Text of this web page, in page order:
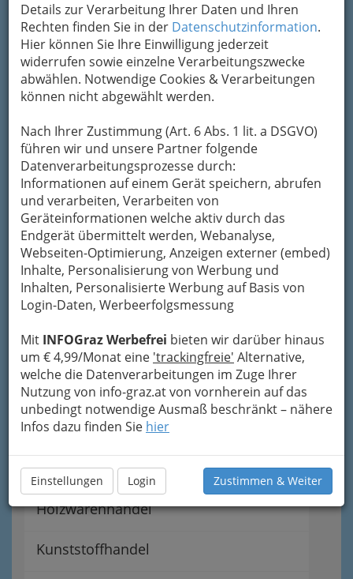
Details zur Verarbeitung Ihrer Daten und Ihren
Rechten finden Sie in der Datenschutzinformation.
Hier können Sie Ihre Einwilligung jederzeit
widerrufen sowie einzelne Verarbeitungszwecke
abwählen. Notwendige Cookies & Verarbeitungen
können nicht abgewählt werden.
Nach Ihrer Zustimmung (Art. 6 Abs. 1 lit. a DSGVO)
führen wir und unsere Partner folgende
Datenverarbeitungsprozesse durch:
Informationen auf einem Gerät speichern, abrufen
und verarbeiten, Verarbeiten von
Geräteinformationen welche aktiv durch das
Endgerät übermittelt werden, Webanalyse,
Webseiten-Optimierung, Anzeigen externer (embed)
Inhalte, Personalisierung von Werbung und
Inhalten, Personalisierte Werbung auf Basis von
Login-Daten, Werbeerfolgsmessung
Mit INFOGraz Werbefrei bieten wir darüber hinaus
um € 4,99/Monat eine 'trackingfreie' Alternative,
welche die Datenverarbeitungen im Zuge Ihrer
Nutzung von info-graz.at von vornherein auf das
unbedingt notwendige Ausmaß beschränkt – nähere
Infos dazu finden Sie hier
Einstellungen Login Zustimmen & Weiter
Navigation
Altwarenhandel -
Gebrauchtwarenhandel
Automatenhandel und
Automatenhandelaufsteller
Bastlerbedarf - Bastlershops
Blumengroßhandel -
Blumengroßhändlerinnen und
Blumengroßhändler
Feuerwehrbedarfsartikelhandel
Holzwarenhandel
Kunststoffhandel